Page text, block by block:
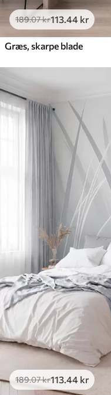
189.07kr113.44 kr
Græs, skarpe blade
189.07kr113.44 kr